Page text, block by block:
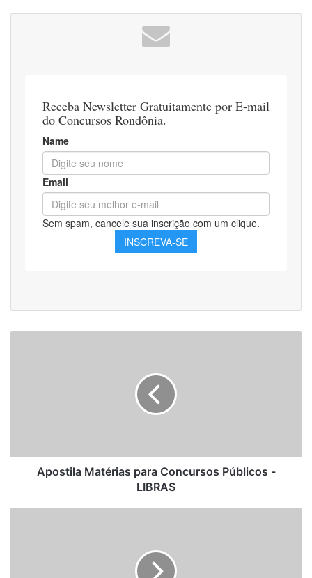
Apostila Matérias para Concursos Públicos -
LIBRAS